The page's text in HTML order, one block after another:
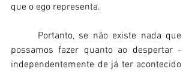
que o ego representa.
Portanto, se não existe nada que
possamos fazer quanto ao despertar -
independentemente de já ter acontecido